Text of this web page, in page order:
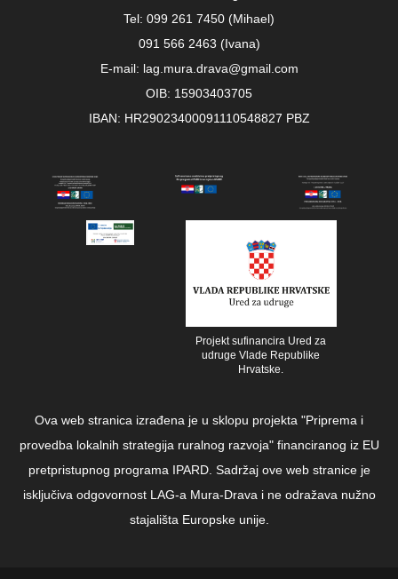
Tel: 099 261 7450 (Mihael)
091 566 2463 (Ivana)
E-mail: lag.mura.drava@gmail.com
OIB: 15903403705
IBAN: HR29023400091110548827 PBZ
Projekt sufinancira Ured za
udruge Vlade Republike
Hrvatske.
Ova web stranica izrađena je u sklopu projekta "Priprema i
provedba lokalnih strategija ruralnog razvoja" financiranog iz EU
pretpristupnog programa IPARD. Sadržaj ove web stranice je
isključiva odgovornost LAG-a Mura-Drava i ne odražava nužno
stajališta Europske unije.